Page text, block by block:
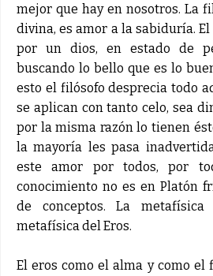
mejor que hay en nosotros. La
divina, es amor a la sabiduría.
por un dios, en estado de
buscando lo bello que es lo
esto el filósofo desprecia todo
se aplican con tanto celo, sea
por la misma razón lo tienen
la mayoría les pasa
este amor por todos, por
conocimiento no es en Platón
de conceptos. La
metafísica del Eros.
El eros como el alma y como el